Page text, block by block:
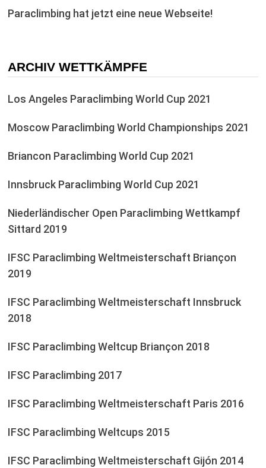
Paraclimbing hat jetzt eine neue Webseite!
ARCHIV WETTKÄMPFE
Los Angeles Paraclimbing World Cup 2021
Moscow Paraclimbing World Championships 2021
Briancon Paraclimbing World Cup 2021
Innsbruck Paraclimbing World Cup 2021
Niederländischer Open Paraclimbing Wettkampf
Sittard 2019
IFSC Paraclimbing Weltmeisterschaft Briançon
2019
IFSC Paraclimbing Weltmeisterschaft Innsbruck
2018
IFSC Paraclimbing Weltcup Briançon 2018
IFSC Paraclimbing 2017
IFSC Paraclimbing Weltmeisterschaft Paris 2016
IFSC Paraclimbing Weltcups 2015
IFSC Paraclimbing Weltmeisterschaft Gijón 2014